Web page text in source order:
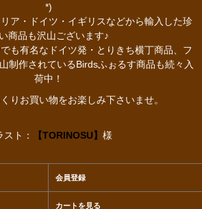
*)
ア・ドイツ・イギリスなどから輸入した珍
商品も沢山ございます♪
も有名なドイツ発・とりきち横丁商品、フ
制作されているBirdsふぉるす商品も続々入
荷中！
りお買い物をお楽しみ下さいませ。
スト： 【TORINOSU】 様
会員登録
カートを見る